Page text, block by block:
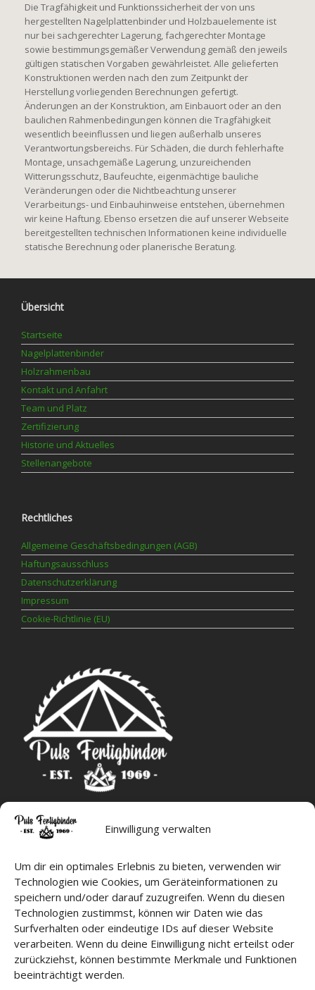
Einwilligung verwalten
Um dir ein optimales Erlebnis zu bieten, verwenden wir
Technologien wie Cookies, um Geräteinformationen zu
speichern und/oder darauf zuzugreifen. Wenn du diesen
Technologien zustimmst, können wir Daten wie das
Surfverhalten oder eindeutige IDs auf dieser Website
verarbeiten. Wenn du deine Einwilligung nicht erteilst oder
zurückziehst, können bestimmte Merkmale und Funktionen
beeinträchtigt werden.
Die Tragfähigkeit und Funktionssicherheit der von uns
hergestellten Nagelplattenbinder und Holzbauelemente ist
nur bei sachgerechter Lagerung, fachgerechter Montage
sowie bestimmungsgemäßer Verwendung gemäß den jeweils
gültigen statischen Vorgaben gewährleistet. Alle gelieferten
Konstruktionen werden nach den zum Zeitpunkt der
Herstellung vorliegenden Berechnungen gefertigt.
Änderungen an der Konstruktion, am Einbauort oder an den
baulichen Rahmenbedingungen können die Tragfähigkeit
wesentlich beeinflussen und liegen außerhalb unseres
Verantwortungsbereichs. Für Schäden, die durch fehlerhafte
Montage, unsachgemäße Lagerung, unzureichenden
Witterungsschutz, Baufeuchte, eigenmächtige bauliche
Veränderungen oder die Nichtbeachtung unserer
Verarbeitungs- und Einbauhinweise entstehen, übernehmen
wir keine Haftung. Ebenso ersetzen die auf unserer Webseite
bereitgestellten technischen Informationen keine individuelle
statische Berechnung oder planerische Beratung.
Übersicht
Startseite
Nagelplattenbinder
Holzrahmenbau
Kontakt und Anfahrt
Team und Platz
Zertifizierung
Historie und Aktuelles
Stellenangebote
Rechtliches
Allgemeine Geschäftsbedingungen (AGB)
Haftungsausschluss
Datenschutzerklärung
Impressum
Cookie-Richtlinie (EU)
Stichwortsuche
Suchen
nach:
Standort
Puls Fertigbinder GmbH
Julianenebene 17